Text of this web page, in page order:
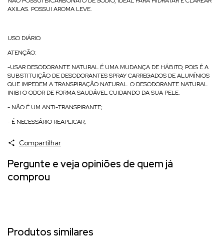
AXILAS. POSSUI AROMA LEVE.
USO DIÁRIO.
ATENÇÃO:
-USAR DESODORANTE NATURAL É UMA MUDANÇA DE HÁBITO, POIS É A
SUBSTITUIÇÃO DE DESODORANTES SPRAY CARREGADOS DE ALUMÍNIOS
QUE IMPEDEM A TRANSPIRAÇÃO NATURAL. O DESODORANTE NATURAL
INIBI O ODOR DE FORMA SAUDÁVEL CUIDANDO DA SUA PELE.
- NÃO É UM ANTI-TRANSPIRANTE;
- É NECESSÁRIO REAPLICAR;
Compartilhar
Pergunte e veja opiniões de quem já
comprou
Produtos similares